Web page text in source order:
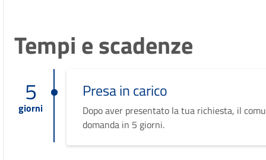
Tempi e scadenze
5
giorni
Presa in carico
Dopo aver presentato la tua richiesta, il
domanda in 5 giorni.